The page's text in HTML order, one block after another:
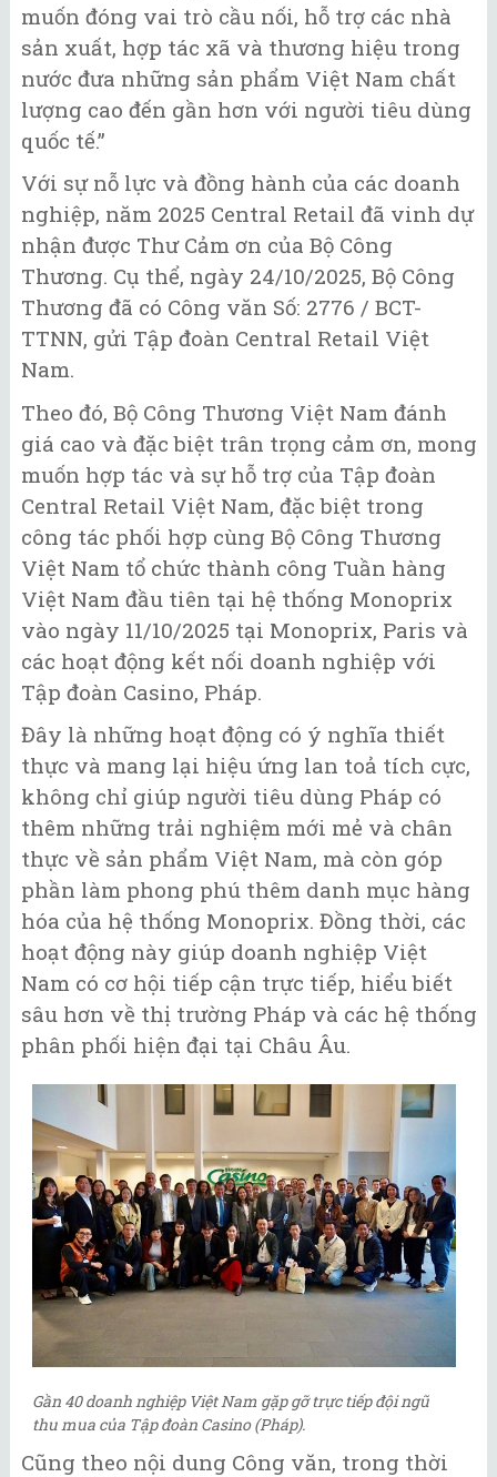
muốn đóng vai trò cầu nối, hỗ trợ các nhà
sản xuất, hợp tác xã và thương hiệu trong
nước đưa những sản phẩm Việt Nam chất
lượng cao đến gần hơn với người tiêu dùng
quốc tế.”
Với sự nỗ lực và đồng hành của các doanh
nghiệp, năm 2025 Central Retail đã vinh dự
nhận được Thư Cảm ơn của Bộ Công
Thương. Cụ thể, ngày 24/10/2025, Bộ Công
Thương đã có Công văn Số: 2776 / BCT-
TTNN, gửi Tập đoàn Central Retail Việt
Nam.
Theo đó, Bộ Công Thương Việt Nam đánh
giá cao và đặc biệt trân trọng cảm ơn, mong
muốn hợp tác và sự hỗ trợ của Tập đoàn
Central Retail Việt Nam, đặc biệt trong
công tác phối hợp cùng Bộ Công Thương
Việt Nam tổ chức thành công Tuần hàng
Việt Nam đầu tiên tại hệ thống Monoprix
vào ngày 11/10/2025 tại Monoprix, Paris và
các hoạt động kết nối doanh nghiệp với
Tập đoàn Casino, Pháp.
Đây là những hoạt động có ý nghĩa thiết
thực và mang lại hiệu ứng lan toả tích cực,
không chỉ giúp người tiêu dùng Pháp có
thêm những trải nghiệm mới mẻ và chân
thực về sản phẩm Việt Nam, mà còn góp
phần làm phong phú thêm danh mục hàng
hóa của hệ thống Monoprix. Đồng thời, các
hoạt động này giúp doanh nghiệp Việt
Nam có cơ hội tiếp cận trực tiếp, hiểu biết
sâu hơn về thị trường Pháp và các hệ thống
phân phối hiện đại tại Châu Âu.
Gần 40 doanh nghiệp Việt Nam gặp gỡ trực tiếp đội ngũ
thu mua của Tập đoàn Casino (Pháp).
Cũng theo nội dung Công văn, trong thời